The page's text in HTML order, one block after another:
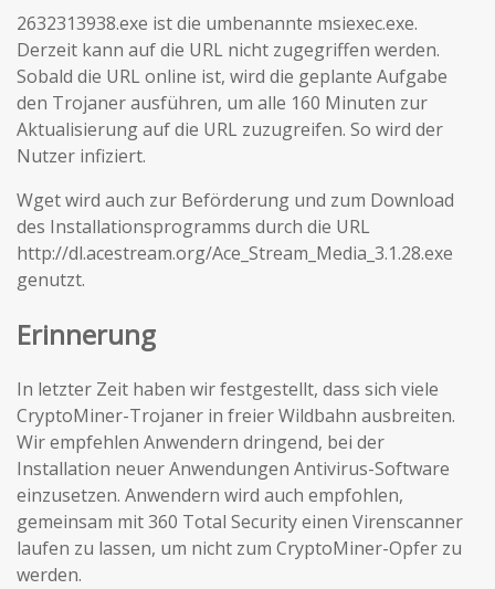
2632313938.exe ist die umbenannte msiexec.exe.
Derzeit kann auf die URL nicht zugegriffen werden.
Sobald die URL online ist, wird die geplante Aufgabe
den Trojaner ausführen, um alle 160 Minuten zur
Aktualisierung auf die URL zuzugreifen. So wird der
Nutzer infiziert.
Wget wird auch zur Beförderung und zum Download
des Installationsprogramms durch die URL
http://dl.acestream.org/Ace_Stream_Media_3.1.28.exe
genutzt.
Erinnerung
In letzter Zeit haben wir festgestellt, dass sich viele
CryptoMiner-Trojaner in freier Wildbahn ausbreiten.
Wir empfehlen Anwendern dringend, bei der
Installation neuer Anwendungen Antivirus-Software
einzusetzen. Anwendern wird auch empfohlen,
gemeinsam mit 360 Total Security einen Virenscanner
laufen zu lassen, um nicht zum CryptoMiner-Opfer zu
werden.